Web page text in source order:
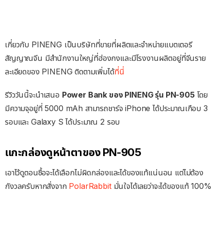
เกี่ยวกับ PINENG เป็นบริษัทที่ขายที่ผลิตและจำหน่ายแบตเตอรี
สัญญาณจีน มีสำนักงานใหญ่ที่ฮ่องกงและมีโรงงานผลิตอยู่ที่จีนราย
ละเอียดของ PINENG ติดตามเพิ่มได้ที่นี่
รีวิววันนี้จะนำเสนอ Power Bank ของ PINENG รุ่น PN-905โดย
มีความจุอยู่ที่ 5000 mAh สามารถชาร์จ iPhone ได้ประมาณเกือบ 3
รอบและ Galaxy S ได้ประมาณ 2 รอบ
แกะกล่องดูหน้าตาของ PN-905
เอาไว้ดูตอนซื้อจะได้เลือกไม่ผิดกล่องและได้ของแท้แน่นอน แต่ไม่ต้อง
กังวลครับหากสั่งจาก PolarRabbitมั่นใจได้เลยว่าจะได้ของแท้ 100%